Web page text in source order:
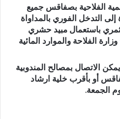
الفلاحية بصفاقس جميع
التدخل الفوري بالمداواة
باستعمال مبيد حشري
الفلاحة والموارد المائية
الاتصال بمصالح المندوبية
أو بأقرب خلية ارشاد
الجمعة.